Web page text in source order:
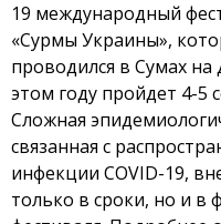
19 международный
«Сурмы Украины»,
проводился в Сумах
этом году пройдет 4-5
Сложная
связанная с
инфекции COVID-19,
только в сроки, но и в